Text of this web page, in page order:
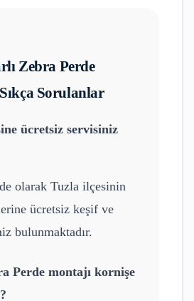
Zebra Perde
Sorulanlar
ücretsiz servisiniz
olarak Tuzla ilçesinin
ücretsiz keşif ve
bulunmaktadır.
Perde montajı kornişe